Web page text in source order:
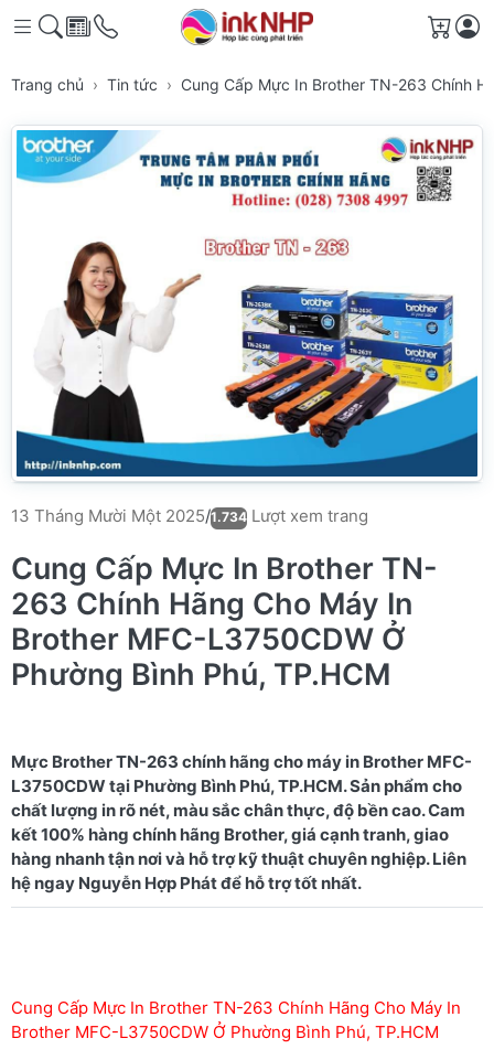
Giỏ
Trang chủ Tin tức Cung Cấp Mực In Brother TN-263 Chính
13 Tháng Mười Một 2025/1.734 Lượt xem trang
Cung Cấp Mực In Brother TN-
263 Chính Hãng Cho Máy In
Brother MFC-L3750CDW Ở
Phường Bình Phú, TP.HCM
Mực Brother TN-263 chính hãng cho máy in Brother MFC-
L3750CDW tại Phường Bình Phú, TP.HCM. Sản phẩm cho
chất lượng in rõ nét, màu sắc chân thực, độ bền cao. Cam
kết 100% hàng chính hãng Brother, giá cạnh tranh, giao
hàng nhanh tận nơi và hỗ trợ kỹ thuật chuyên nghiệp. Liên
Cung Cấp Mực In Brother TN-263 Chính Hãng Cho Máy In
Brother MFC-L3750CDW Ở Phường Bình Phú, TP.HCM